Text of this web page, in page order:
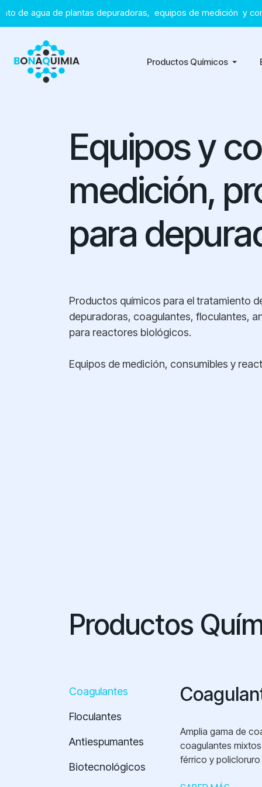
de plantas depuradoras, equipos de medición y
Productos Químicos
Equipos y
medición,
para
Productos químicos para el tratamiento
depuradoras, coagulantes, floculantes,
para reactores biológicos.
Equipos de medición, consumibles y
Productos
Coagulantes
Floculantes
Antiespumantes
Biotecnológicos
Amplia gama de
coagulantes
férrico y policloruro